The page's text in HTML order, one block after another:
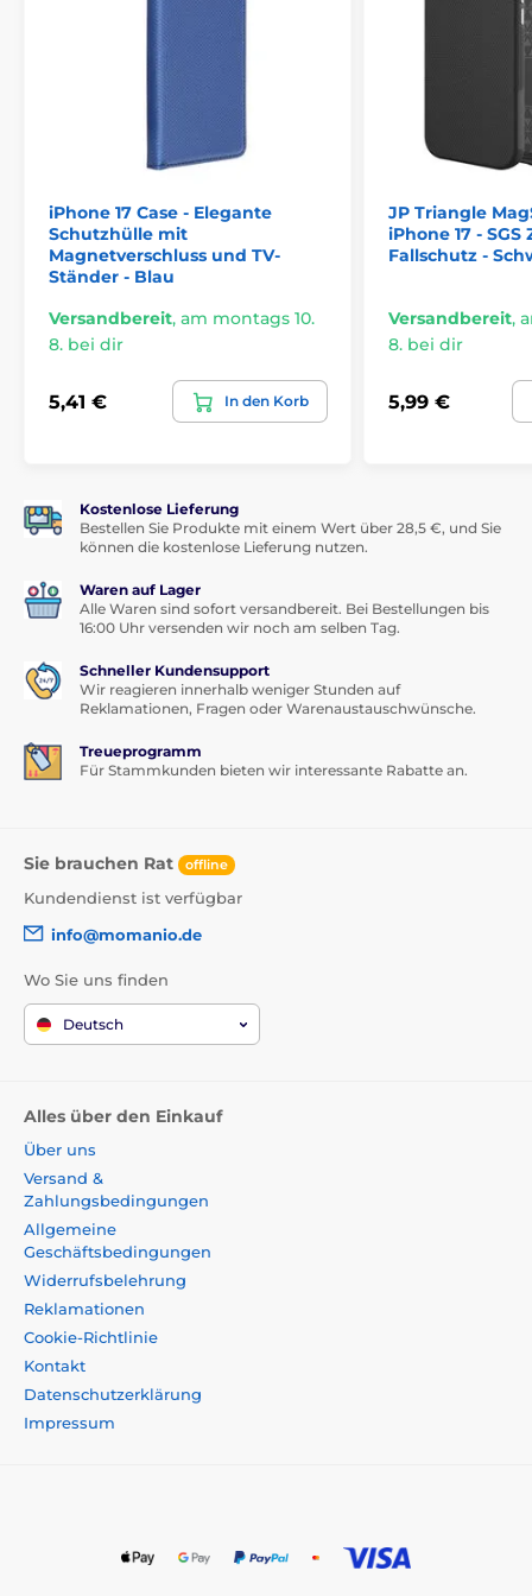
Verpackung in Originalverpackung
Präzise Verarbeitung
Schutz vor Kratzern
Volle Funktionalität ohne Einschränkungen
Lieferumfang:
1× Tech-Protect FlexAir MagSafe Hülle
iPhone 17 Case - Elegante
Schutzhülle mit
Magnetverschluss und TV-
Ständer - Blau
Versandbereit, am montags 10.
8. bei dir
5,41 € In den Korb
JP Triangle
iPhone 17 -
Fallschutz -
Versandbereit,
8. bei dir
5,99 €
Kostenlose Lieferung
Bestellen Sie Produkte mit einem Wert über 28,5 €, und Sie
können die kostenlose Lieferung nutzen.
Waren auf Lager
Alle Waren sind sofort versandbereit. Bei Bestellungen bis
16:00 Uhr versenden wir noch am selben Tag.
Schneller Kundensupport
Wir reagieren innerhalb weniger Stunden auf
Reklamationen, Fragen oder Warenaustauschwünsche.
Treueprogramm
Für Stammkunden bieten wir interessante Rabatte an.
Sie brauchen Rat offline
Kundendienst ist verfügbar
info@momanio.de
Wo Sie uns finden
Deutsch
Alles über den Einkauf
Über uns
Versand &
Zahlungsbedingungen
Allgemeine
Geschäftsbedingungen
Widerrufsbelehrung
Reklamationen
Cookie-Richtlinie
Kontakt
Datenschutzerklärung
Impressum